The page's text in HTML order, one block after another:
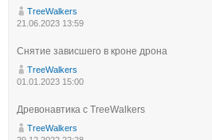
TreeWalkers
21.06.2023 13:59
Снятие зависшего в кроне дрона
TreeWalkers
01.01.2023 15:00
Древонавтика с TreeWalkers
TreeWalkers